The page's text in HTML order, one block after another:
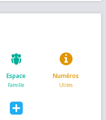
Espace Numéros